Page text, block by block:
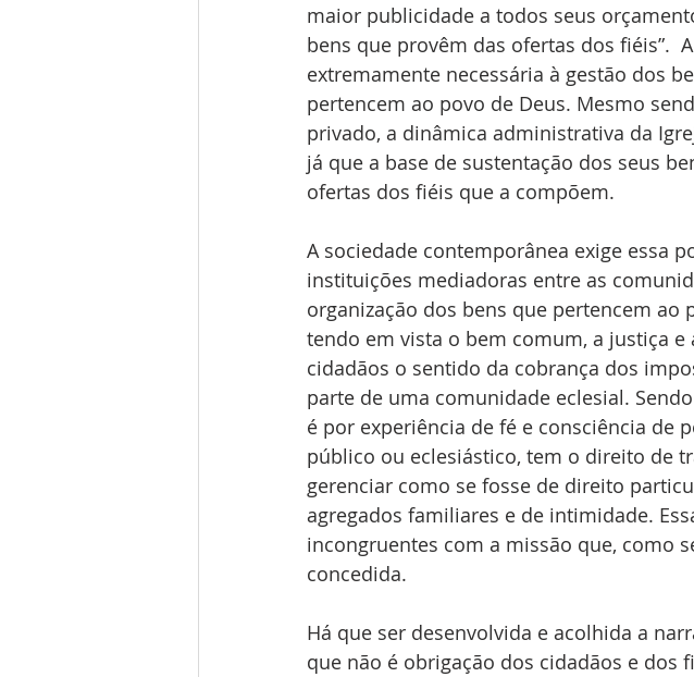
maior publicidade a todos seus
bens que provêm das ofertas dos fiéis”.
extremamente necessária à gestão dos
pertencem ao povo de Deus. Mesmo
privado, a dinâmica administrativa da
já que a base de sustentação dos seus
ofertas dos fiéis que a compõem.
A sociedade contemporânea exige essa
instituições mediadoras entre as
organização dos bens que pertencem ao
tendo em vista o bem comum, a justiça
cidadãos o sentido da cobrança dos
parte de uma comunidade eclesial.
é por experiência de fé e consciência de
público ou eclesiástico, tem o direito de
gerenciar como se fosse de direito
agregados familiares e de intimidade.
incongruentes com a missão que, como
concedida.
Há que ser desenvolvida e acolhida a
que não é obrigação dos cidadãos e